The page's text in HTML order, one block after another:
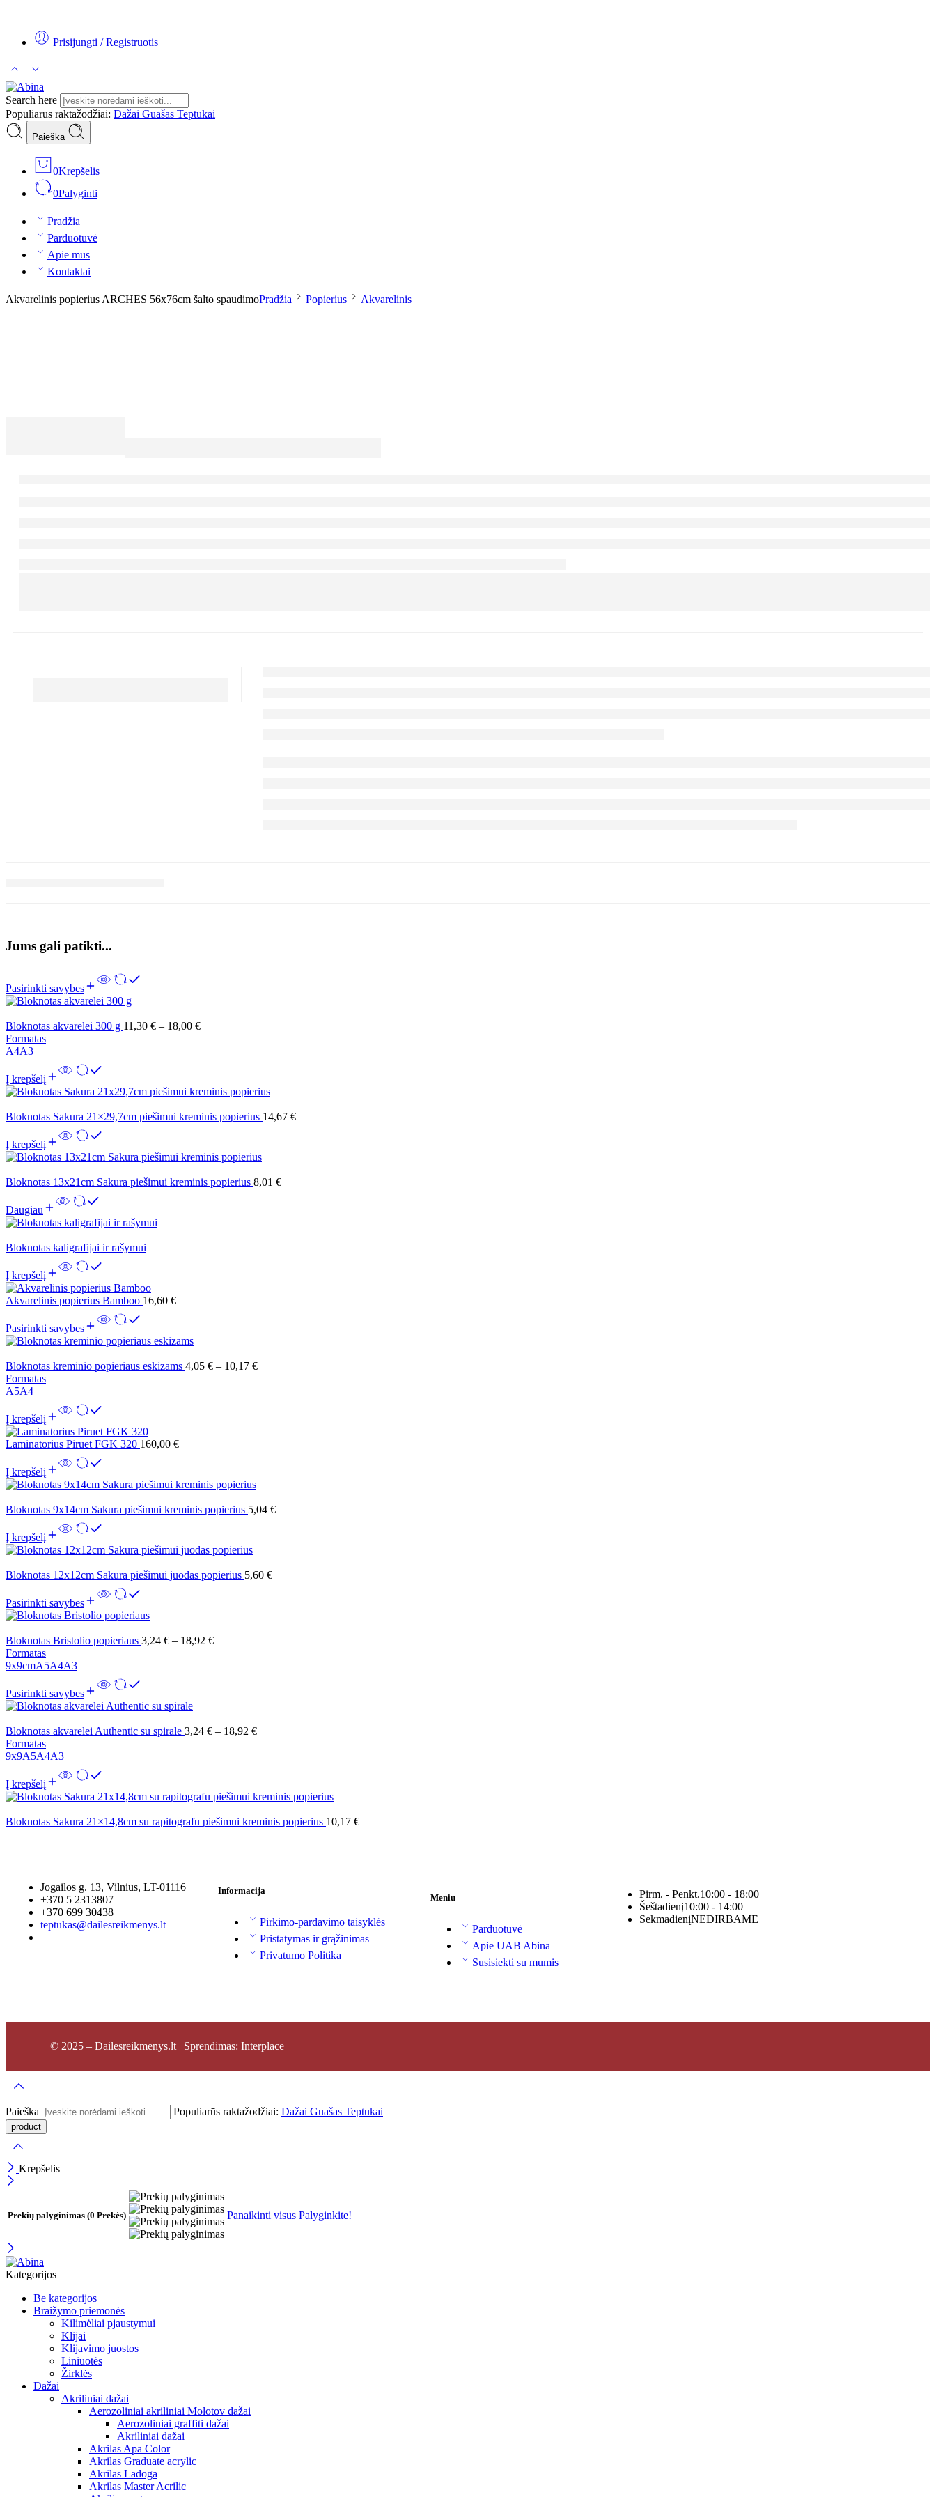
Prisijungti / Registruotis
Search here
Populiarūs raktažodžiai: Dažai Guašas Teptukai
Paieška
0Krepšelis
0Palyginti
Pradžia
Parduotuvė
Apie mus
Kontaktai
Akvarelinis popierius ARCHES 56x76cm šalto spaudimoPradžia Popierius Akvarelinis
Jums gali patikti...
Pasirinkti savybes
Bloknotas akvarelei 300 g 11,30 € – 18,00 €
Formatas
A4A3
Į krepšelį
Bloknotas Sakura 21×29,7cm piešimui kreminis popierius 14,67 €
Į krepšelį
Bloknotas 13x21cm Sakura piešimui kreminis popierius 8,01 €
Daugiau
Bloknotas kaligrafijai ir rašymui
Į krepšelį
Akvarelinis popierius Bamboo 16,60 €
Pasirinkti savybes
Bloknotas kreminio popieriaus eskizams 4,05 € – 10,17 €
Formatas
A5A4
Į krepšelį
Laminatorius Piruet FGK 320 160,00 €
Į krepšelį
Bloknotas 9x14cm Sakura piešimui kreminis popierius 5,04 €
Į krepšelį
Bloknotas 12x12cm Sakura piešimui juodas popierius 5,60 €
Pasirinkti savybes
Bloknotas Bristolio popieriaus 3,24 € – 18,92 €
Formatas
9x9cmA5A4A3
Pasirinkti savybes
Bloknotas akvarelei Authentic su spirale 3,24 € – 18,92 €
Formatas
9x9A5A4A3
Į krepšelį
Bloknotas Sakura 21×14,8cm su rapitografu piešimui kreminis popierius 10,17 €
Jogailos g. 13, Vilnius, LT-01116
+370 5 2313807
+370 699 30438
teptukas@dailesreikmenys.lt
Informacija
Pirkimo-pardavimo taisyklės
Pristatymas ir grąžinimas
Privatumo Politika
Meniu
Parduotuvė
Apie UAB Abina
Susisiekti su mumis
Pirm. - Penkt.10:00 - 18:00
Šeštadienį10:00 - 14:00
SekmadienįNEDIRBAME
© 2025 – Dailesreikmenys.lt | Sprendimas: Interplace
Paieška Populiarūs raktažodžiai: Dažai Guašas Teptukai
Krepšelis
Prekių palyginimas (0 Prekės) Panaikinti visus Palyginkite!
Kategorijos
Be kategorijos
Braižymo priemonės
Kilimėliai pjaustymui
Klijai
Klijavimo juostos
Liniuotės
Žirklės
Dažai
Akriliniai dažai
Aerozoliniai akriliniai Molotov dažai
Aerozoliniai graffiti dažai
Akriliniai dažai
Akrilas Apa Color
Akrilas Graduate acrylic
Akrilas Ladoga
Akrilas Master Acrilic